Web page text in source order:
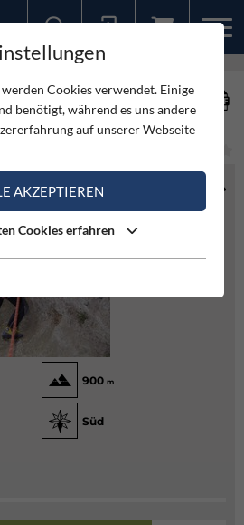
900 m
Süd
Cookies verwendet. Einige
benötigt, während es uns andere
auf unserer Webseite
AKZEPTIEREN
Cookies erfahren